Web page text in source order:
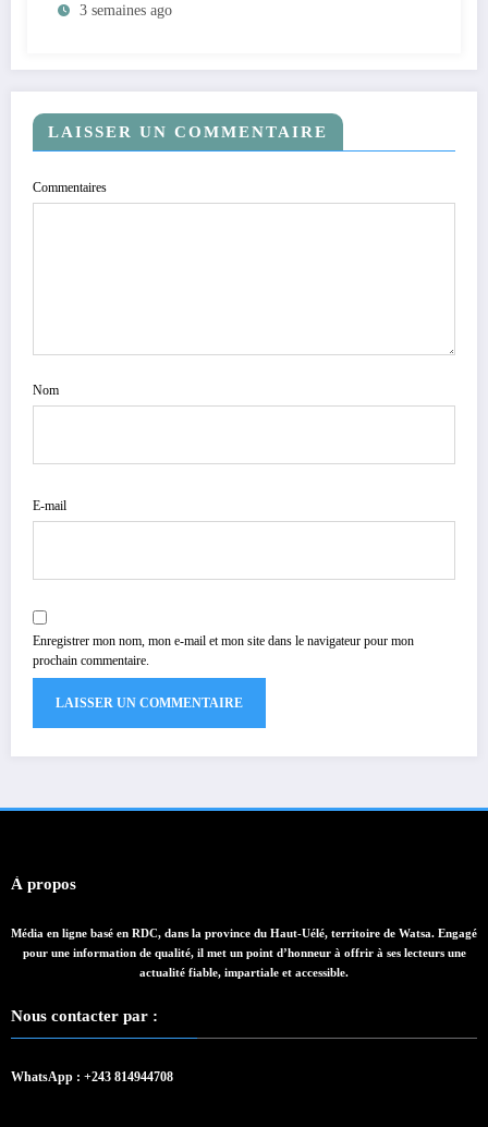
de César Mbiliki ||| et dénonce l’intérim
3 semaines ago
LAISSER UN COMMENTAIRE
Commentaires
Nom
E-mail
Enregistrer mon nom, mon e-mail et mon site dans le navigateur pour mon
prochain commentaire.
À propos
Média en ligne basé en RDC, dans la province du Haut-Uélé, territoire de Watsa. Engagé
pour une information de qualité, il met un point d’honneur à offrir à ses lecteurs une
actualité fiable, impartiale et accessible.
Nous contacter par :
WhatsApp : +243 814944708